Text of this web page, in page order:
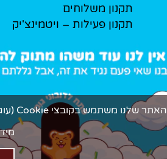
תקנון משלוחים
תקנון פעילות – ויטמינצ'יק
האתר שלנו משתמש בקובצי Cookie (עוגיות אמיתיות!) כדי להעניק לך את חוויית הגלישה המתוקה ביותר.